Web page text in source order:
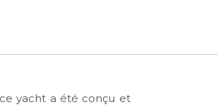
yacht a été conçu et